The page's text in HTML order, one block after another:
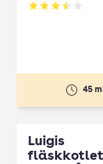
Betyg: 3.51 av
45
Luigis